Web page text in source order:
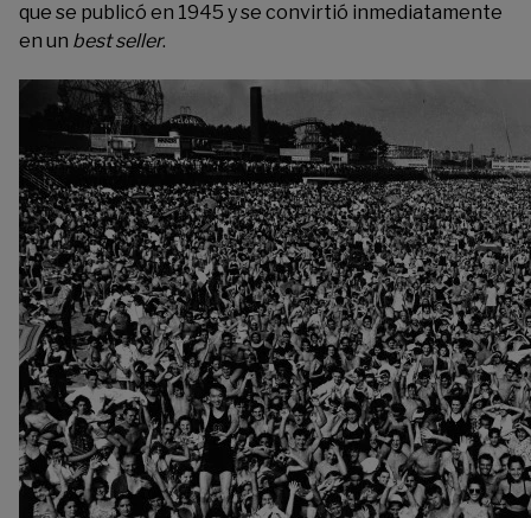
que se publicó en 1945 y se convirtió inmediatamente
en un best seller.